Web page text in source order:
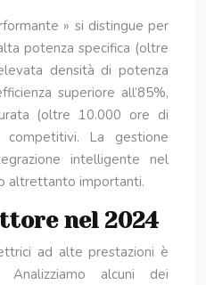
» si distingue per
potenza specifica (oltre
densità di potenza
superiore all’85%,
(oltre 10.000 ore di
competitivi. La gestione
intelligente nel
altrettanto importanti.
nel 2024
ad alte prestazioni è
Analizziamo alcuni dei